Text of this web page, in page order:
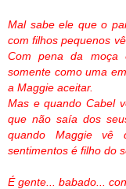
Mal sabe ele que o
com filhos pequenos
Com pena da moça
somente como uma
a Maggie aceitar.
Mas e quando Cabel
que não saía dos
quando Maggie vê
sentimentos é filho do
É gente... babado...